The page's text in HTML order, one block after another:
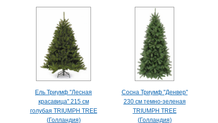
Ель Триумф "Лесная
красавица" 215 см
голубая TRIUMPH TREE
(Голландия)
Сосна Триумф "Денвер"
230 см темно-зеленая
TRIUMPH TREE
(Голландия)